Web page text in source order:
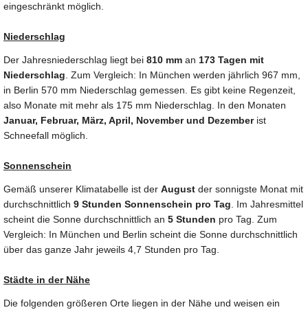
eingeschränkt möglich.
Niederschlag
Der Jahresniederschlag liegt bei 810 mm an 173 Tagen mit
Niederschlag . Zum Vergleich: In München werden jährlich 967 mm,
in Berlin 570 mm Niederschlag gemessen. Es gibt keine Regenzeit,
also Monate mit mehr als 175 mm Niederschlag. In den Monaten
Januar, Februar, März, April, November und Dezemberist
Schneefall möglich.
Sonnenschein
Gemäß unserer Klimatabelle ist der August der sonnigste Monat mit
durchschnittlich 9 Stunden Sonnenschein pro Tag . Im Jahresmittel
scheint die Sonne durchschnittlich an 5 Stunden pro Tag. Zum
Vergleich: In München und Berlin scheint die Sonne durchschnittlich
über das ganze Jahr jeweils 4,7 Stunden pro Tag.
Städte in der Nähe
Die folgenden größeren Orte liegen in der Nähe und weisen ein